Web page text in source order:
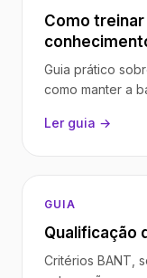
Como
Guia prático
como manter a
Ler guia →
GUIA
Qualificação
Critérios BANT,